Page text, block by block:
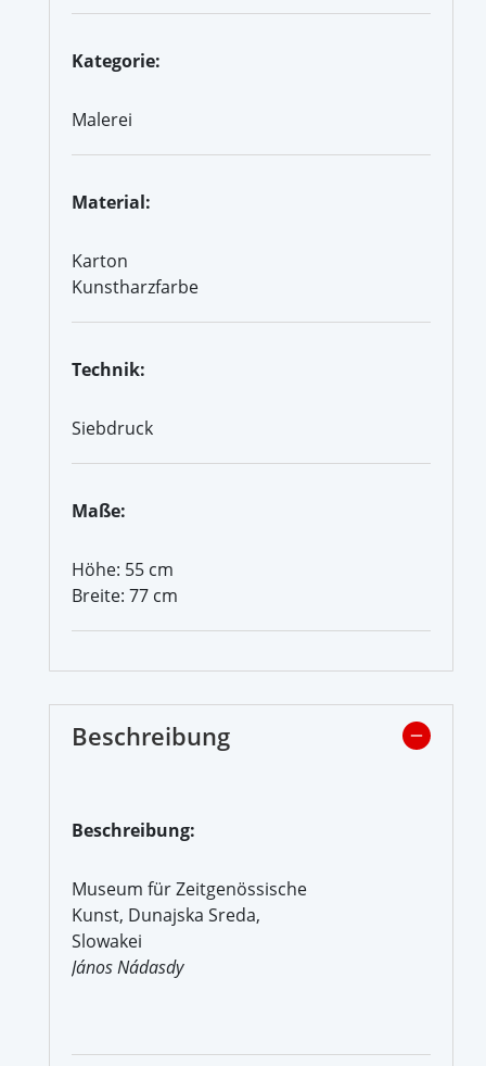
Kategorie:
Malerei
Material:
Karton
Kunstharzfarbe
Technik:
Siebdruck
Maße:
Höhe: 55 cm
Breite: 77 cm
Beschreibung
Beschreibung:
Museum für Zeitgenössische
Kunst, Dunajska Sreda,
Slowakei
János Nádasdy